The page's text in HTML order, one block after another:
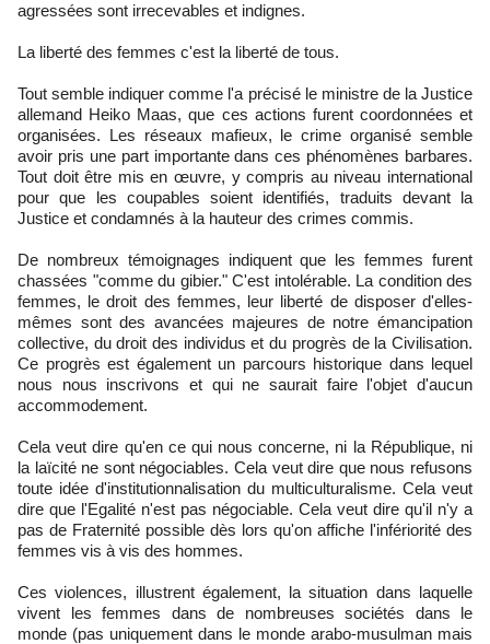
agressées sont irrecevables et indignes.
La liberté des femmes c'est la liberté de tous.
Tout semble indiquer comme l'a précisé le ministre de la Justice
allemand Heiko Maas, que ces actions furent coordonnées et
organisées. Les réseaux mafieux, le crime organisé semble
avoir pris une part importante dans ces phénomènes barbares.
Tout doit être mis en œuvre, y compris au niveau international
pour que les coupables soient identifiés, traduits devant la
Justice et condamnés à la hauteur des crimes commis.
De nombreux témoignages indiquent que les femmes furent
chassées "comme du gibier." C'est intolérable. La condition des
femmes, le droit des femmes, leur liberté de disposer d'elles-
mêmes sont des avancées majeures de notre émancipation
collective, du droit des individus et du progrès de la Civilisation.
Ce progrès est également un parcours historique dans lequel
nous nous inscrivons et qui ne saurait faire l'objet d'aucun
accommodement.
Cela veut dire qu'en ce qui nous concerne, ni la République, ni
la laïcité ne sont négociables. Cela veut dire que nous refusons
toute idée d'institutionnalisation du multiculturalisme. Cela veut
dire que l'Egalité n'est pas négociable. Cela veut dire qu'il n'y a
pas de Fraternité possible dès lors qu'on affiche l'infériorité des
femmes vis à vis des hommes.
Ces violences, illustrent également, la situation dans laquelle
vivent les femmes dans de nombreuses sociétés dans le
monde (pas uniquement dans le monde arabo-musulman mais